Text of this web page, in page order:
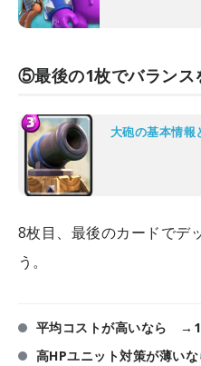
⑤最後の1枚でバランス
大砲の基本情報
8枚目、最後のカードでデ
う。
平均コストが高いなら →1
高HPユニット対策が薄い